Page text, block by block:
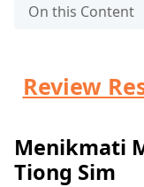
On this Content
Review
Menikmati
Tiong Sim